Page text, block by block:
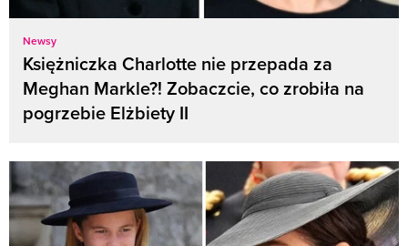
Newsy
Księżniczka Charlotte nie przepada za
Meghan Markle?! Zobaczcie, co zrobiła na
pogrzebie Elżbiety II